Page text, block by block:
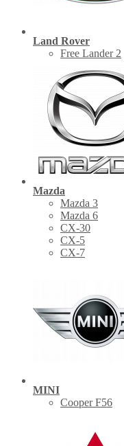
Land Rover
Free Lander 2
Mazda
Mazda 3
Mazda 6
CX-30
СХ-5
CX-7
MINI
Cooper F56